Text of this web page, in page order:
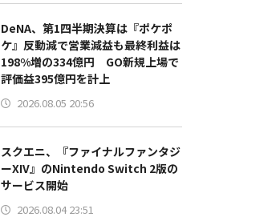
DeNA、第1四半期決算は『ポケポ
ケ』反動減で営業減益も最終利益は
198%増の334億円 GO新規上場で
評価益395億円を計上
2026.08.05 20:56
スクエニ、『ファイナルファンタジ
ーXIV』のNintendo Switch 2版の
サービス開始
2026.08.04 23:51